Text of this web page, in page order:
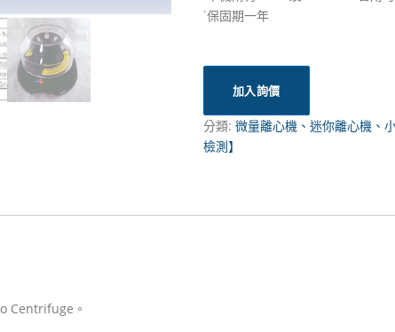
˙保固期一年
加入詢價
分類: 微量離心機、迷你離心機、
檢測】
Centrifuge。